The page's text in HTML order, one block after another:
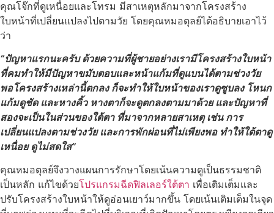
คุณโจ๊กที่ดูเหนื่อยและโทรม มีสาเหตุหลักมาจากโครงสร้าง
ใบหน้าที่เปลี่ยนแปลงไปตามวัย โดยคุณหมอตุลย์ได้อธิบายเอาไว้
ว่า
“ปัญหาแรกนะครับ ด้วยความที่ผู้ชายอย่างเรามีโครงสร้างใบหน้า
ที่คมทำให้มีปัญหาขมับตอบและหน้าแก้มที่ดูแบนได้ตามช่วงวัย
พอโครงสร้างเหล่านี้ตกลง ก็จะทำให้ใบหน้าของเราดูซูบลง โหนก
แก้มดูชัด และหางคิ้ว หางตาก็จะดูตกลงตามมาด้วย และปัญหาที่
สองจะเป็นในส่วนของใต้ตา ที่มาจากหลายสาเหตุ เช่น การ
เปลี่ยนแปลงตามช่วงวัย และการพักผ่อนที่ไม่เพียงพอ ทำให้ใต้ตาดู
เหนื่อย ดูไม่สดใส”
คุณหมอตุลย์จึงวางแผนการรักษาโดยเน้นความดูเป็นธรรมชาติ
เป็นหลัก แก้ไขด้วยโปรแกรมฉีดฟิลเลอร์ใต้ตา เพื่อเติมเต็มและ
ปรับโครงสร้างใบหน้าให้ดูอ่อนเยาว์มากขึ้น โดยเน้นเติมเต็มในจุด